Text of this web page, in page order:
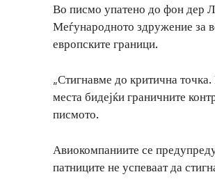
Во писмо упатено до фон дер
Меѓународното здружение за
европските граници.
„Стигнавме до критична
места бидејќи граничните
писмото.
Авиокомпаниите се
патниците не успеваат да